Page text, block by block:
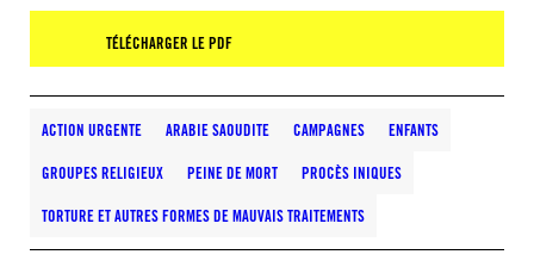
TÉLÉCHARGER LE PDF
ACTION URGENTE ARABIE SAOUDITE CAMPAGNES ENFANTS
GROUPES RELIGIEUX PEINE DE MORT PROCÈS INIQUES
TORTURE ET AUTRES FORMES DE MAUVAIS TRAITEMENTS